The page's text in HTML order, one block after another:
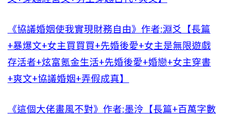
《協議婚姻使我實現財務自由》作者:淵爻【長篇
+暴爆文+女主買買買+先婚後愛+女主是無限遊戲
存活者+炫富氪金生活+先婚後愛+婚戀+女主穿書
+爽文+協議婚姻+弄假成真】
《這個大佬畫風不對》作者:墨泠【長篇+百萬字數